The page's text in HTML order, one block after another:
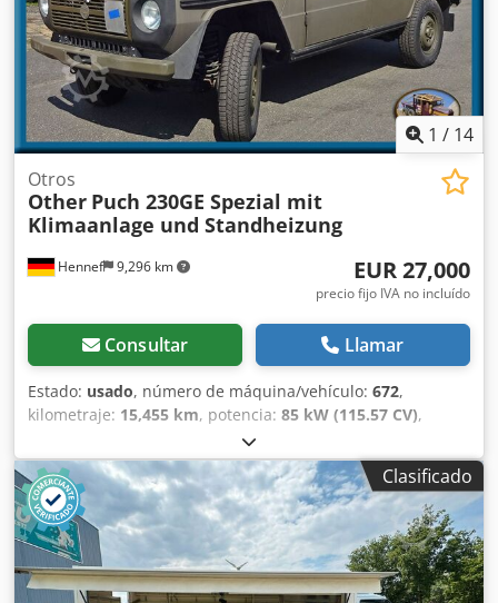
1 / 14
Hennef 9,296 km
Otros
Other Puch 230GE Spezial mit
Klimaanlage und Standheizung
EUR 27,000
precio fijo IVA no incluído
Consultar Llamar
Estado: usado, número de máquina/vehículo: 672,
kilometraje: 15,455 km, potencia: 85 kW (115.57 CV),
, tipo de combustible:
peso en vacío:2,680 kg, peso total:3,000 kg, configuración
de ejes:
4x4, color:verde , tipo de engranaje:automático,
amortiguación:otro , peso operativo:6,000 kg,
Equipamiento:aire acondicionado, bloqueo del
diferencial, calefactor de estacionamiento, enganche de
remolque, tracción a las cuatro ruedas, ¡TÜV y AU se
Clasificado